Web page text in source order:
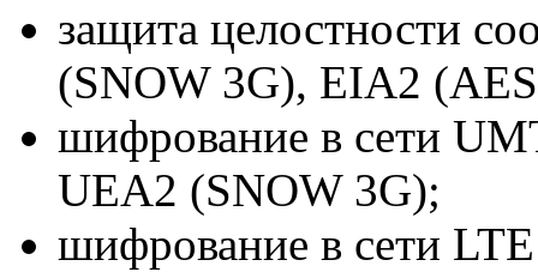
защита целостности
(SNOW 3G), EIA2
шифрование в сети
UEA2 (SNOW 3G);
шифрование в сети